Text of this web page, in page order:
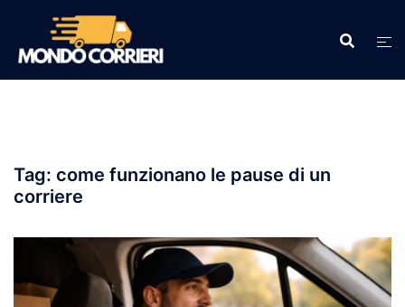
contenuto
Tag: come funzionano le pause di un
corriere